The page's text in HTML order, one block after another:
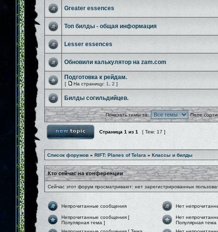
Greater essences
Топ билды - общая информация
Lesser essences
Обновили калькулятор на zam.com
Подготовка к рейдам.
[ На страницу: 1 2 ]
Билды согильдийцев.
Показать темы за: Поле
Страница 1 из 1 [ Тем: 17 ]
Список форумов » RIFT: Planes of Telara » Классы и билды
Кто сейчас на конференции
Сейчас этот форум просматривают: нет зарегистрированных
Непрочитанные сообщения Нет
Непрочитанные сообщения [
Популярная тема ]
Нет
Популярная тема